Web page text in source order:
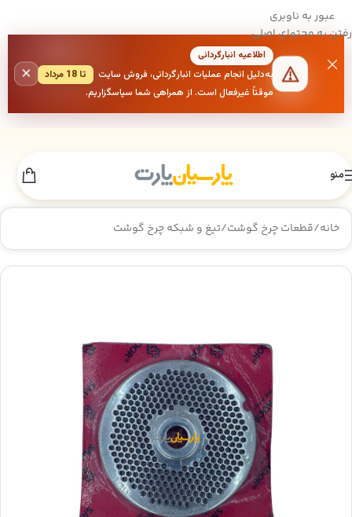
عبور به ناوبری
رفتن به محتوای اصلی
اطلاعیه انبارگردانی
به‌دلیل انجام عملیات انبارگردانی، فروش سایت
تا 18 مرداد
موقتاً غیرفعال است. از همراهی شما سپاسگزاریم.
×
منو
خانه/قطعات چرخ گوشت/تیغ و شبکه چرخ گوشت